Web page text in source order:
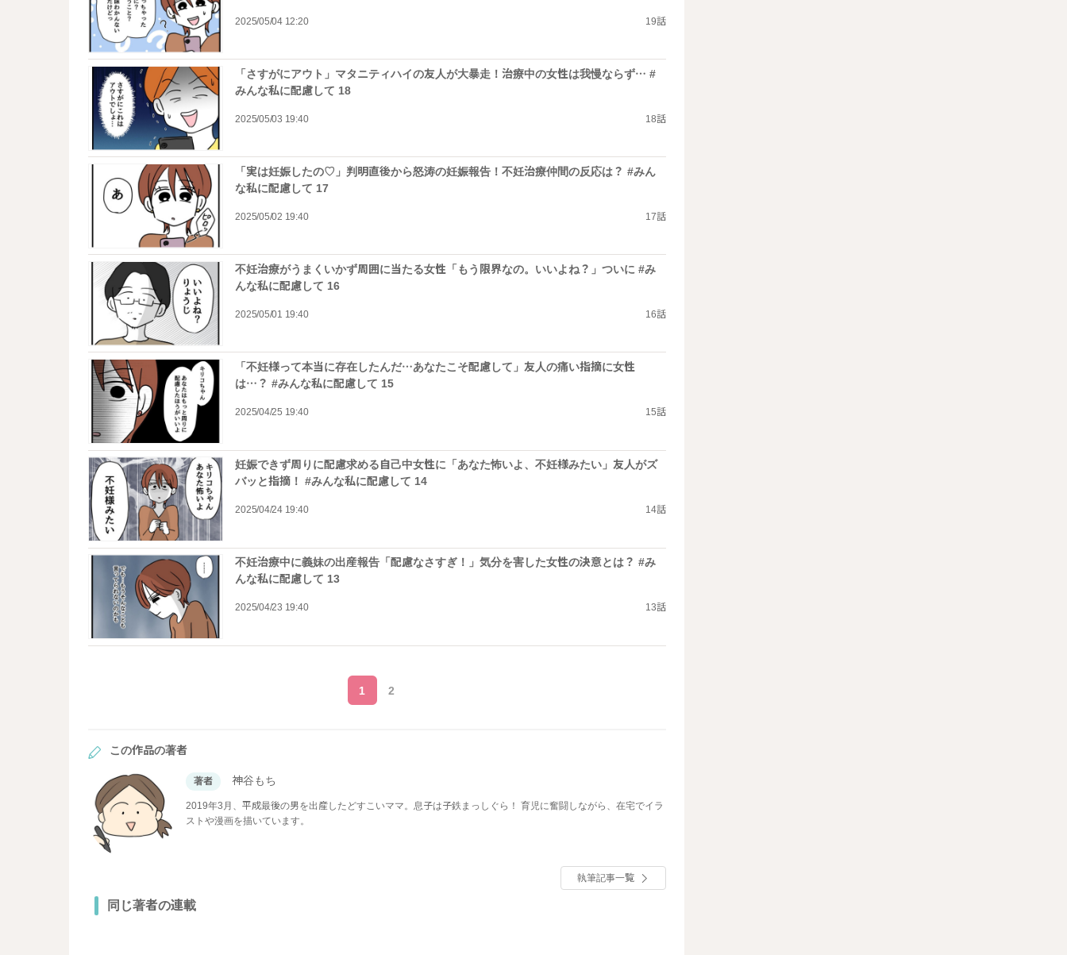
2025/05/04 12:20 19話
「さすがにアウト」マタニティハイの友人が大暴走！治療中の女性は我慢ならず… #
みんな私に配慮して 18
2025/05/03 19:40 18話
「実は妊娠したの♡」判明直後から怒涛の妊娠報告！不妊治療仲間の反応は？ #みん
な私に配慮して 17
2025/05/02 19:40 17話
不妊治療がうまくいかず周囲に当たる女性「もう限界なの。いいよね？」ついに #み
んな私に配慮して 16
2025/05/01 19:40 16話
「不妊様って本当に存在したんだ…あなたこそ配慮して」友人の痛い指摘に女性
は…？ #みんな私に配慮して 15
2025/04/25 19:40 15話
妊娠できず周りに配慮求める自己中女性に「あなた怖いよ、不妊様みたい」友人がズ
バッと指摘！ #みんな私に配慮して 14
2025/04/24 19:40 14話
不妊治療中に義妹の出産報告「配慮なさすぎ！」気分を害した女性の決意とは？ #み
んな私に配慮して 13
2025/04/23 19:40 13話
1 2
この作品の著者
著者 神谷もち
2019年3月、平成最後の男を出産したどすこいママ。息子は子鉄まっしぐら！ 育児に奮闘しながら、在宅でイラ
ストや漫画を描いています。
執筆記事一覧
同じ著者の連載